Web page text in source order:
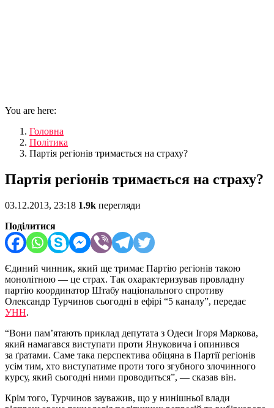
You are here:
Головна
Політика
Партія регіонів тримається на страху?
Партія регіонів тримається на страху?
03.12.2013, 23:18 1.9k перегляди
Поділитися
Єдиний чинник, який ще тримає Партію регіонів такою
монолітною — це страх. Так охарактеризував провладну
партію координатор Штабу національного спротиву
Олександр Турчинов сьогодні в ефірі “5 каналу”, передає
УНН.
“Вони пам’ятають приклад депутата з Одеси Ігоря Маркова,
який намагався виступати проти Януковича і опинився
за ґратами. Саме така перспектива обіцяна в Партії регіонів
усім тим, хто виступатиме проти того згубного злочинного
курсу, який сьогодні ними проводиться”, — сказав він.
Крім того, Турчинов зауважив, що у нинішньої влади